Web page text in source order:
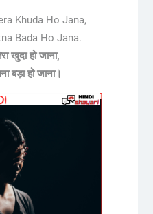
Khuda Ho Jana,
Bada Ho Jana.
खुदा हो जाना,
बड़ा हो जाना।